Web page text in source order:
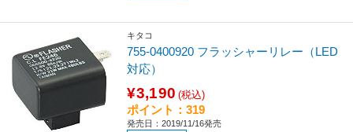
キタコ
755-0400920 フラッシャーリレー（LED
対応）
¥3,190 (税込)
ポイント：319
発売日：2019/11/16発売